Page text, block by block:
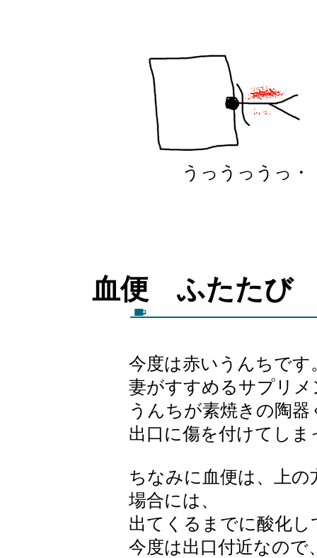
うっうっうっ・
血便 ふた
今度は赤いうんちです
妻がすすめるサプリ
うんちが素焼きの陶
出口に傷を付けてし
ちなみに血便は、上
場合には、
出てくるまでに酸化
今度は出口付近なので